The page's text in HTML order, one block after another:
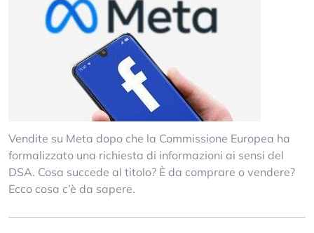
Vendite su Meta dopo che la Commissione Europea ha
formalizzato una richiesta di informazioni ai sensi del
DSA. Cosa succede al titolo? È da comprare o vendere?
Ecco cosa c’è da sapere.